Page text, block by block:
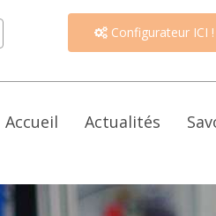
 Configurateur ICI !
Accueil Actualités